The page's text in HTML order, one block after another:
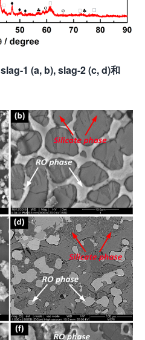
slag-1 (a, b), slag-2 (c, d)和